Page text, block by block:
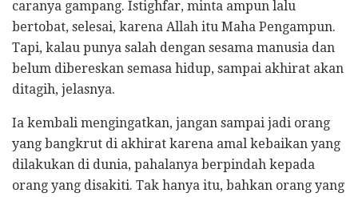
caranya gampang. Istighfar, minta ampun lalu
bertobat, selesai, karena Allah itu Maha Pengampun.
Tapi, kalau punya salah dengan sesama manusia dan
belum dibereskan semasa hidup, sampai akhirat akan
ditagih, jelasnya.
Ia kembali mengingatkan, jangan sampai jadi orang
yang bangkrut di akhirat karena amal kebaikan yang
dilakukan di dunia, pahalanya berpindah kepada
orang yang disakiti. Tak hanya itu, bahkan orang yang